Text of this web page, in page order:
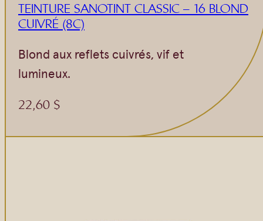
TEINTURE SANOTINT CLASSIC – 16 BLOND
CUIVRÉ (8C)
Blond aux reflets cuivrés, vif et
lumineux.
22,60 $